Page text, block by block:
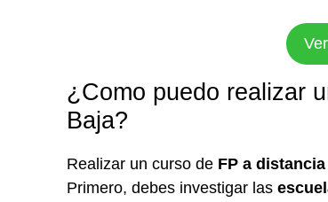
¿Como puedo realizar
Baja?
Realizar un curso de FP a distancia
Primero, debes investigar las